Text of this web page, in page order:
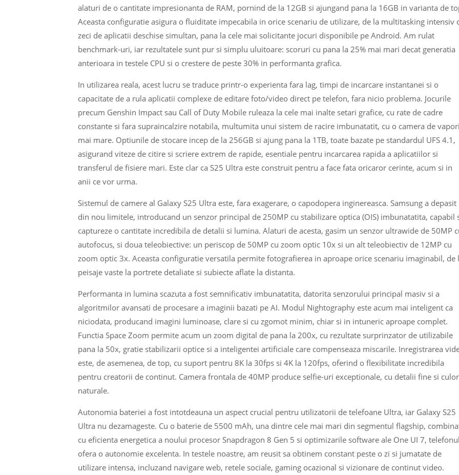
alaturi de o cantitate impresionanta de RAM, pornind de la 12GB si ajungand pana la 16GB in varianta de
Aceasta configuratie asigura o fluiditate impecabila in orice scenariu de utilizare, de la multitasking intensiv
zeci de aplicatii deschise simultan, pana la cele mai solicitante jocuri disponibile pe Android. Am rulat
benchmark-uri, iar rezultatele sunt pur si simplu uluitoare: scoruri cu pana la 25% mai mari decat generatia
anterioara in testele CPU si o crestere de peste 30% in performanta grafica.
In utilizarea reala, acest lucru se traduce printr-o experienta fara lag, timpi de incarcare instantanei si o
capacitate de a rula aplicatii complexe de editare foto/video direct pe telefon, fara nicio problema. Jocurile
precum Genshin Impact sau Call of Duty Mobile ruleaza la cele mai inalte setari grafice, cu rate de cadre
constante si fara supraincalzire notabila, multumita unui sistem de racire imbunatatit, cu o camera de vapori
mai mare. Optiunile de stocare incep de la 256GB si ajung pana la 1TB, toate bazate pe standardul UFS 4.1,
asigurand viteze de citire si scriere extrem de rapide, esentiale pentru incarcarea rapida a aplicatiilor si
transferul de fisiere mari. Este clar ca S25 Ultra este construit pentru a face fata oricaror cerinte, acum si in
anii ce vor urma.
Sistemul de camere al Galaxy S25 Ultra este, fara exagerare, o capodopera inginereasca. Samsung a depasit
din nou limitele, introducand un senzor principal de 250MP cu stabilizare optica (OIS) imbunatatita, capabil
captureze o cantitate incredibila de detalii si lumina. Alaturi de acesta, gasim un senzor ultrawide de 50MP
autofocus, si doua teleobiective: un periscop de 50MP cu zoom optic 10x si un alt teleobiectiv de 12MP cu
zoom optic 3x. Aceasta configuratie versatila permite fotografierea in aproape orice scenariu imaginabil, de
peisaje vaste la portrete detaliate si subiecte aflate la distanta.
Performanta in lumina scazuta a fost semnificativ imbunatatita, datorita senzorului principal masiv si a
algoritmilor avansati de procesare a imaginii bazati pe AI. Modul Nightography este acum mai inteligent ca
niciodata, producand imagini luminoase, clare si cu zgomot minim, chiar si in intuneric aproape complet.
Functia Space Zoom permite acum un zoom digital de pana la 200x, cu rezultate surprinzator de utilizabile
pana la 50x, gratie stabilizarii optice si a inteligentei artificiale care compenseaza miscarile. Inregistrarea
este, de asemenea, de top, cu suport pentru 8K la 30fps si 4K la 120fps, oferind o flexibilitate incredibila
pentru creatorii de continut. Camera frontala de 40MP produce selfie-uri exceptionale, cu detalii fine si
naturale.
Autonomia bateriei a fost intotdeauna un aspect crucial pentru utilizatorii de telefoane Ultra, iar Galaxy S25
Ultra nu dezamageste. Cu o baterie de 5500 mAh, una dintre cele mai mari din segmentul flagship,
cu eficienta energetica a noului procesor Snapdragon 8 Gen 5 si optimizarile software ale One UI 7, telefonul
ofera o autonomie excelenta. In testele noastre, am reusit sa obtinem constant peste o zi si jumatate de
utilizare intensa, incluzand navigare web, retele sociale, gaming ocazional si vizionare de continut video.